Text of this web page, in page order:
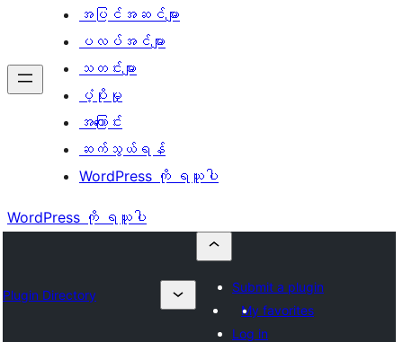
အပြင်အဆင်များ
ပလပ်အင်များ
သတင်းများ
ပံ့ပိုးမှု
အကြောင်း
ဆက်သွယ်ရန်
WordPress ကို ရယူပါ
WordPress ကို ရယူပါ
Plugin Directory
Submit a plugin
My favorites
Log in